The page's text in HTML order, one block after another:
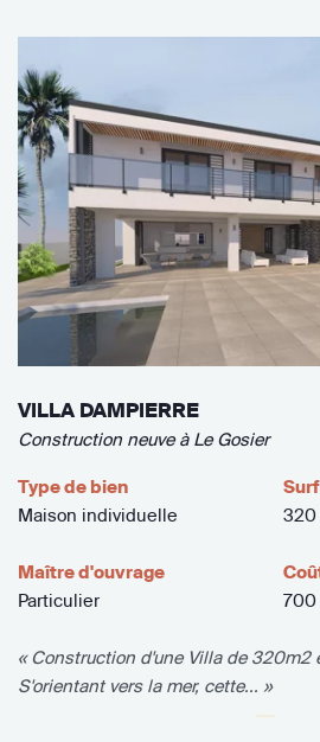
VILLA DAMPIERRE
Construction neuve à Le Gosier
Type de bien
Maison individuelle
320
Maître d'ouvrage
Particulier
« Construction d'une Villa de 320m2
S'orientant vers la mer, cette... »